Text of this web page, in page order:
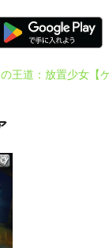
王道：放置少女【